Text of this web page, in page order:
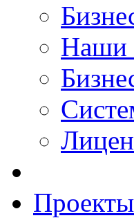
Наши
Проекты